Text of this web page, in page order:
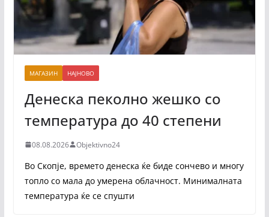
МАГАЗИН НАЈНОВО
Денеска пеколно жешко со
температура до 40 степени
08.08.2026 Objektivno24
Во Скопје, времето денеска ќе биде сончево и многу
топло со мала до умерена облачност. Минималната
температура ќе се спушти